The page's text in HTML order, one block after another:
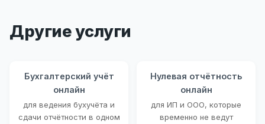
Другие услуги
Бухгалтерский учёт
онлайн
для ведения бухучёта и
сдачи отчётности в одном
Нулевая отчётность
онлайн
для ИП и ООО, которые
временно не ведут